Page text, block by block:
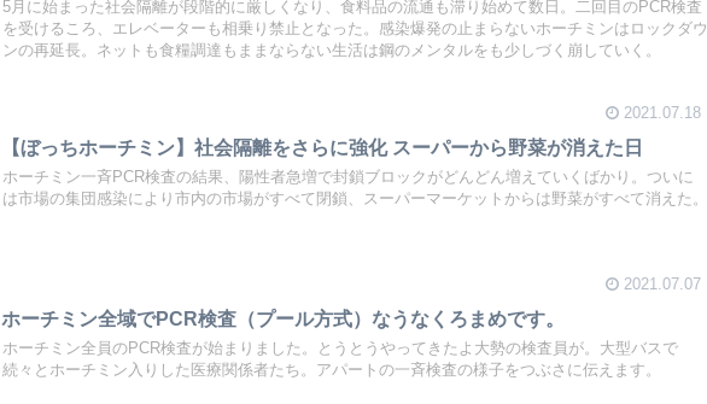
5月に始まった社会隔離が段階的に厳しくなり、食料品の流通も滞り始めて数日。二回目のPCR検査
を受けるころ、エレベーターも相乗り禁止となった。感染爆発の止まらないホーチミンはロックダウ
ンの再延長。ネットも食糧調達もままならない生活は鋼のメンタルをも少しづく崩していく。
2021.07.18
【ぼっちホーチミン】社会隔離をさらに強化 スーパーから野菜が消えた日
ホーチミン一斉PCR検査の結果、陽性者急増で封鎖ブロックがどんどん増えていくばかり。ついに
は市場の集団感染により市内の市場がすべて閉鎖、スーパーマーケットからは野菜がすべて消えた。
2021.07.07
ホーチミン全域でPCR検査（プール方式）なうなくろまめです。
ホーチミン全員のPCR検査が始まりました。とうとうやってきたよ大勢の検査員が。大型バスで
続々とホーチミン入りした医療関係者たち。アパートの一斉検査の様子をつぶさに伝えます。